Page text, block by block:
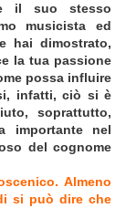
il suo stesso
musicista ed
hai dimostrato,
la tua passione
possa influire
infatti, ciò si è
soprattutto,
importante nel
del cognome
Almeno
si può dire che